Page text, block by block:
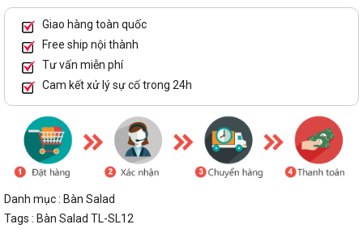
Giao hàng toàn quốc
Free ship nội thành
Tư vấn miễn phí
Cam kết xử lý sự cố trong 24h
Danh mục : Bàn Salad
Tags : Bàn Salad TL-SL12